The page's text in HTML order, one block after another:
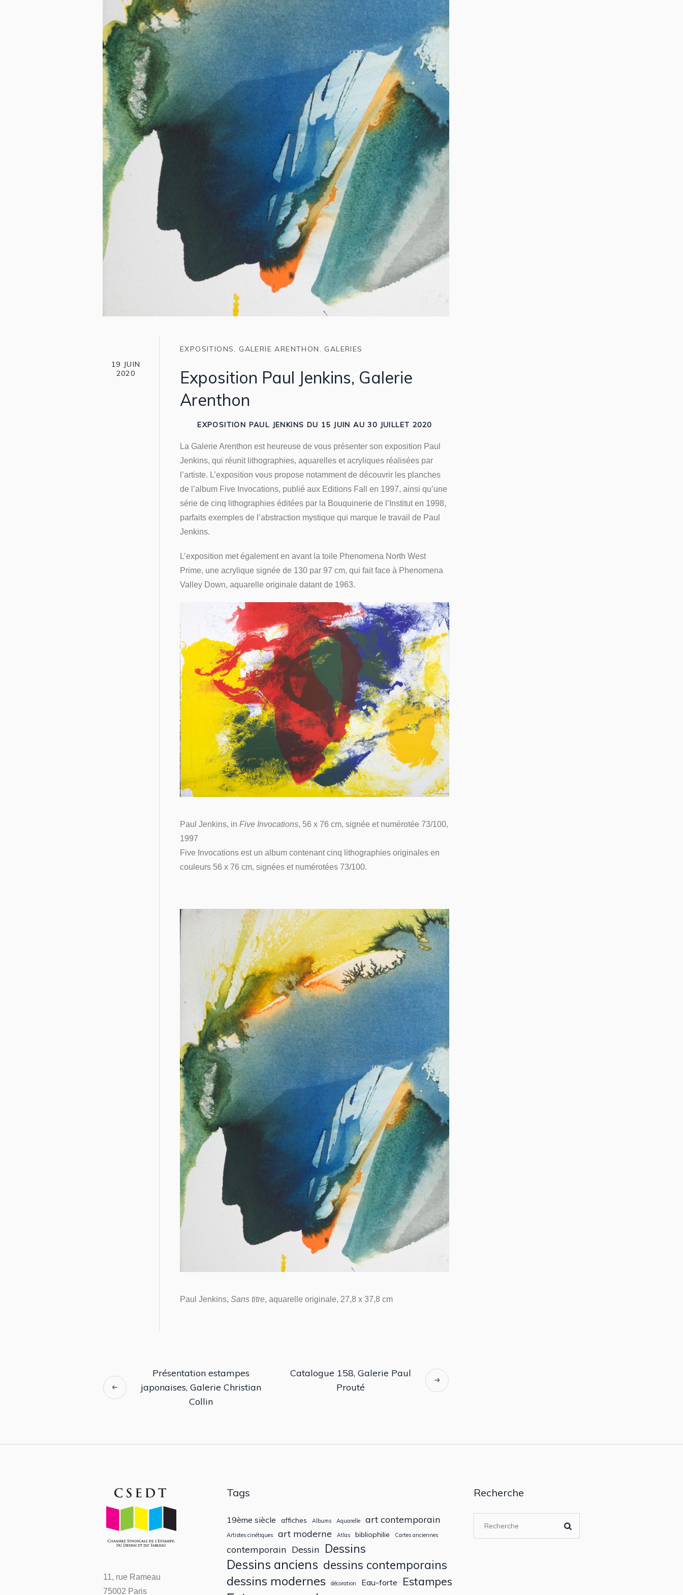
19 JUIN
2020
EXPOSITIONS, GALERIE ARENTHON , GALERIES
Exposition Paul Jenkins, Galerie
Arenthon
EXPOSITION PAUL JENKINS DU 15 JUIN AU 30 JUILLET 2020
La Galerie Arenthon est heureuse de vous présenter son exposition Paul
Jenkins, qui réunit lithographies, aquarelles et acryliques réalisées par
l’artiste. L’exposition vous propose notamment de découvrir les planches
de l’album Five Invocations, publié aux Editions Fall en 1997, ainsi qu’une
série de cinq lithographies éditées par la Bouquinerie de l’Institut en 1998,
parfaits exemples de l’abstraction mystique qui marque le travail de Paul
Jenkins.
L’exposition met également en avant la toile Phenomena North West
Prime, une acrylique signée de 130 par 97 cm, qui fait face à Phenomena
Valley Down, aquarelle originale datant de 1963.
Paul Jenkins, in Five Invocations, 56 x 76 cm, signée et numérotée 73/100,
1997
Five Invocations est un album contenant cinq lithographies originales en
couleurs 56 x 76 cm, signées et numérotées 73/100.
Paul Jenkins, Sans titre, aquarelle originale, 27,8 x 37,8 cm
Présentation estampes
japonaises, Galerie Christian
Collin
Catalogue 158, Galerie Paul
Prouté
11, rue Rameau
75002 Paris
Tags
19ème siècle affiches Albums Aquarelle art contemporain
Artistes cinétiques art moderne Atlas bibliophilie Cartes anciennes
contemporain Dessin Dessins
Dessins anciens dessins contemporains
dessins modernes décoration Eau-forte Estampes
Recherche